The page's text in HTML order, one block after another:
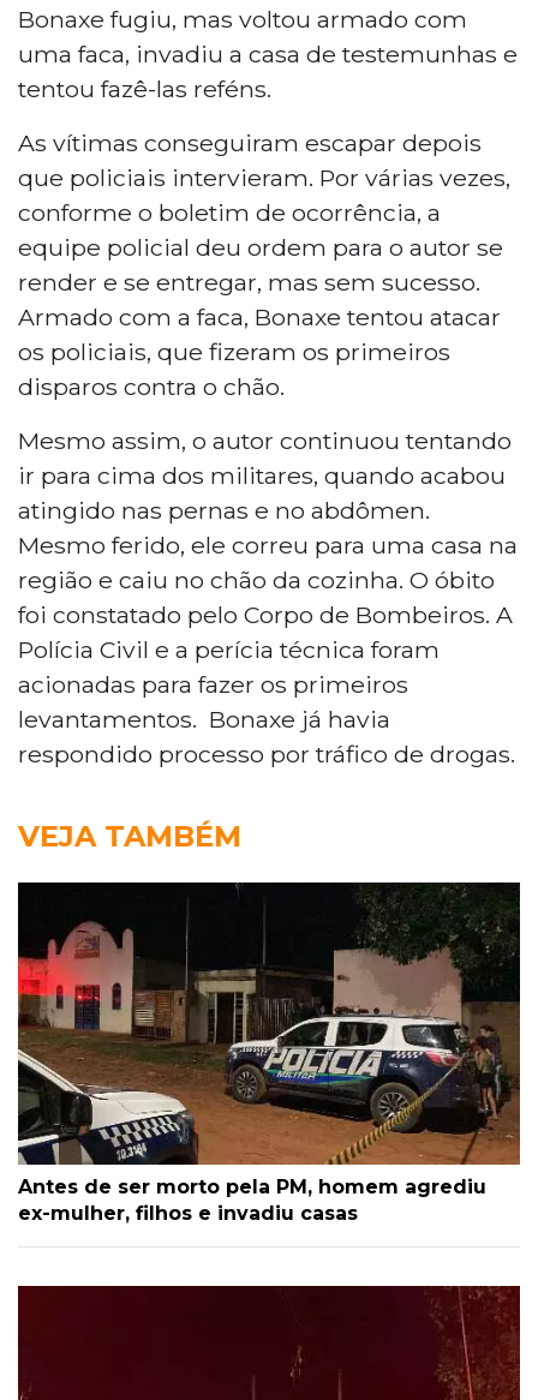
Bonaxe fugiu, mas voltou armado com
uma faca, invadiu a casa de testemunhas e
tentou fazê-las reféns.
As vítimas conseguiram escapar depois
que policiais intervieram. Por várias vezes,
conforme o boletim de ocorrência, a
equipe policial deu ordem para o autor se
render e se entregar, mas sem sucesso.
Armado com a faca, Bonaxe tentou atacar
os policiais, que fizeram os primeiros
disparos contra o chão.
Mesmo assim, o autor continuou tentando
ir para cima dos militares, quando acabou
atingido nas pernas e no abdômen.
Mesmo ferido, ele correu para uma casa na
região e caiu no chão da cozinha. O óbito
foi constatado pelo Corpo de Bombeiros. A
Polícia Civil e a perícia técnica foram
acionadas para fazer os primeiros
levantamentos. Bonaxe já havia
respondido processo por tráfico de drogas.
VEJA TAMBÉM
Antes de ser morto pela PM, homem agrediu
ex-mulher, filhos e invadiu casas